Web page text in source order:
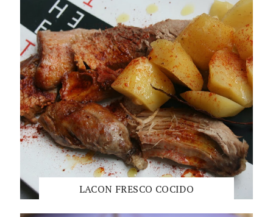
LACON FRESCO COCIDO